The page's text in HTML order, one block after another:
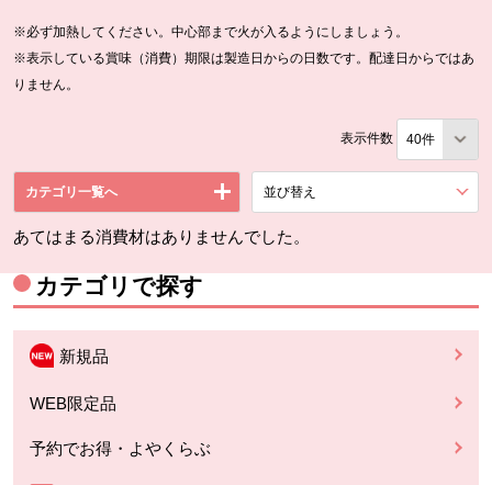
※必ず加熱してください。中心部まで火が入るようにしましょう。
※表示している賞味（消費）期限は製造日からの日数です。配達日からではあ
りません。
表示件数
カテゴリ一覧へ 並び替え
あてはまる消費材はありませんでした。
カテゴリで探す
新規品
WEB限定品
予約でお得・よやくらぶ